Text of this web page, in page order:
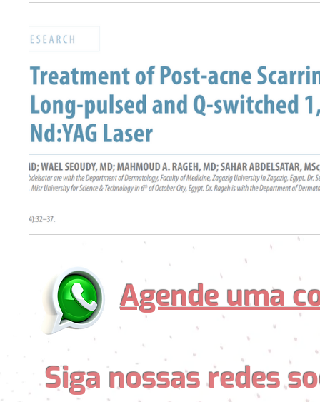
Ácido Hialurônico Outubro Rosa
Agende uma
Siga nossas redes